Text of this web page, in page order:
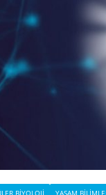
BIYOLOJI YAŞAM